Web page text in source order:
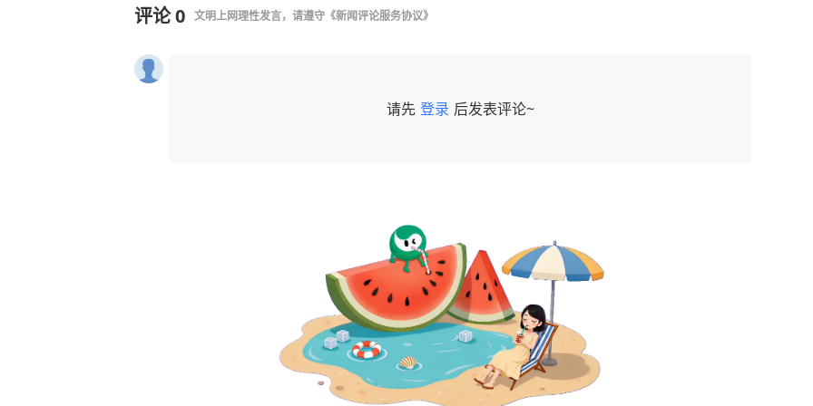
评论0 文明上网理性发言，请遵守 《新闻评论服务协议》
请先 登录 后发表评论~